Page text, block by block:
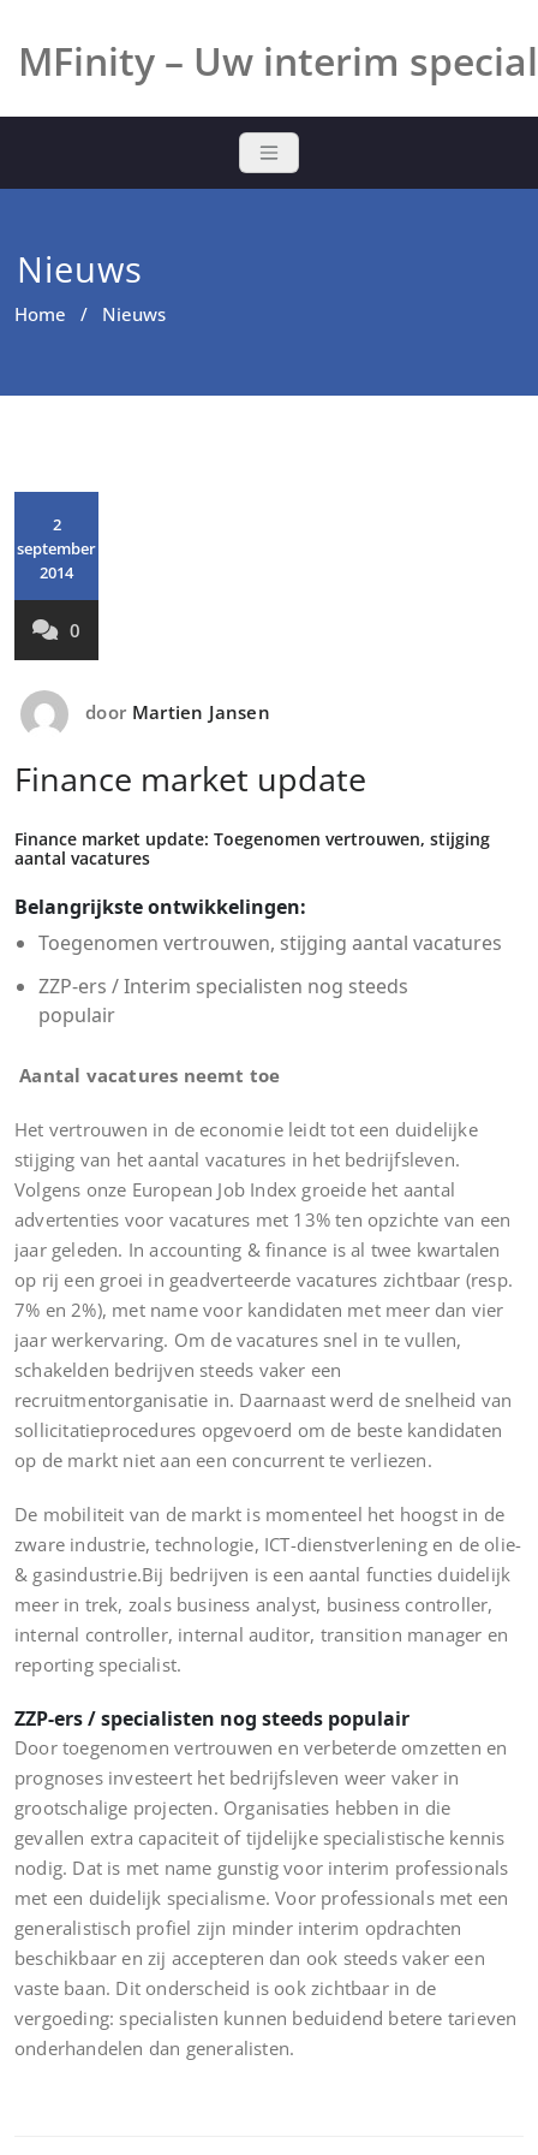
naarMFinity – Uw interim
Nieuws
Home / Nieuws
2
september
2014
0
door Martien Jansen
Finance market update
Finance market update: Toegenomen vertrouwen, stijging
aantal vacatures
Belangrijkste ontwikkelingen:
Toegenomen vertrouwen, stijging aantal vacatures
ZZP-ers / Interim specialisten nog steeds
populair
Aantal vacatures neemt toe
Het vertrouwen in de economie leidt tot een duidelijke
stijging van het aantal vacatures in het bedrijfsleven.
Volgens onze European Job Index groeide het aantal
advertenties voor vacatures met 13% ten opzichte van een
jaar geleden. In accounting & finance is al twee kwartalen
op rij een groei in geadverteerde vacatures zichtbaar (resp.
7% en 2%), met name voor kandidaten met meer dan vier
jaar werkervaring. Om de vacatures snel in te vullen,
schakelden bedrijven steeds vaker een
recruitmentorganisatie in. Daarnaast werd de snelheid van
sollicitatieprocedures opgevoerd om de beste kandidaten
op de markt niet aan een concurrent te verliezen.
De mobiliteit van de markt is momenteel het hoogst in de
zware industrie, technologie, ICT-dienstverlening en de olie-
& gasindustrie.Bij bedrijven is een aantal functies duidelijk
meer in trek, zoals business analyst, business controller,
internal controller, internal auditor, transition manager en
reporting specialist.
ZZP-ers / specialisten nog steeds populair
Door toegenomen vertrouwen en verbeterde omzetten en
prognoses investeert het bedrijfsleven weer vaker in
grootschalige projecten. Organisaties hebben in die
gevallen extra capaciteit of tijdelijke specialistische kennis
nodig. Dat is met name gunstig voor interim professionals
met een duidelijk specialisme. Voor professionals met een
generalistisch profiel zijn minder interim opdrachten
beschikbaar en zij accepteren dan ook steeds vaker een
vaste baan. Dit onderscheid is ook zichtbaar in de
vergoeding: specialisten kunnen beduidend betere tarieven
onderhandelen dan generalisten.